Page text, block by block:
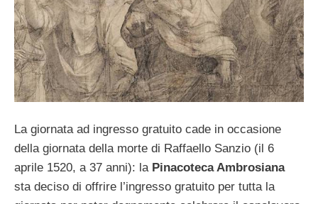
La giornata ad ingresso gratuito cade in occasione
della giornata della morte di Raffaello Sanzio (il 6
aprile 1520, a 37 anni): la Pinacoteca Ambrosiana
sta deciso di offrire l’ingresso gratuito per tutta la